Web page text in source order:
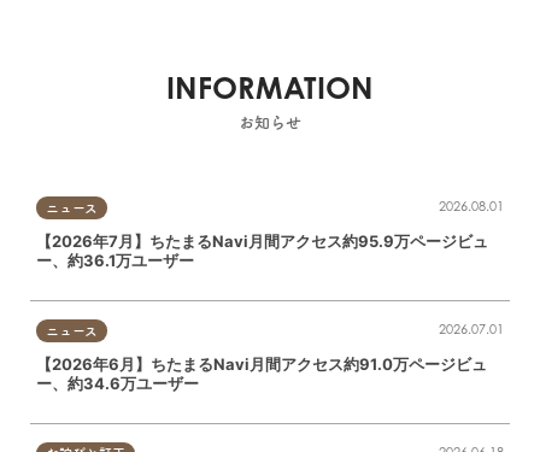
INFORMATION
お知らせ
ニュース 2026.08.01
【2026年7月】ちたまるNavi月間アクセス約95.9万ページビュ
ー、約36.1万ユーザー
ニュース 2026.07.01
【2026年6月】ちたまるNavi月間アクセス約91.0万ページビュ
ー、約34.6万ユーザー